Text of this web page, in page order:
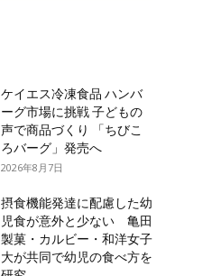
ケイエス冷凍食品 ハンバ
ーグ市場に挑戦 子どもの
声で商品づくり 「ちびこ
ろバーグ」発売へ
2026年8月7日
摂食機能発達に配慮した幼
児食が意外と少ない 亀田
製菓・カルビー・和洋女子
大が共同で幼児の食べ方を